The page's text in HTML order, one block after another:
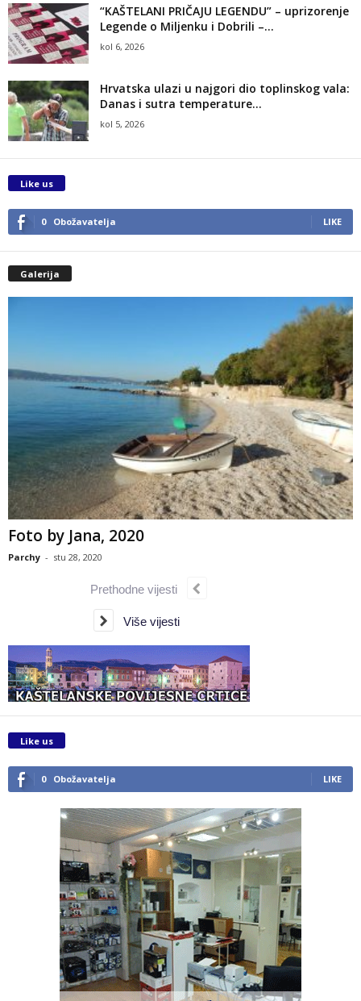
“KAŠTELANI PRIČAJU LEGENDU” – uprizorenje
Legende o Miljenku i Dobrili –...
kol 6, 2026
Hrvatska ulazi u najgori dio toplinskog vala:
Danas i sutra temperature...
kol 5, 2026
Like us
0 Obožavatelja LIKE
Galerija
Foto by Jana, 2020
Parchy - stu 28, 2020
Prethodne vijesti
Više vijesti
Like us
0 Obožavatelja LIKE